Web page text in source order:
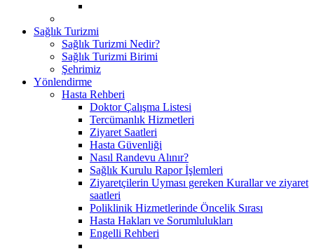
Sağlık Turizmi
Sağlık Turizmi Nedir?
Sağlık Turizmi Birimi
Şehrimiz
Yönlendirme
Hasta Rehberi
Doktor Çalışma Listesi
Tercümanlık Hizmetleri
Ziyaret Saatleri
Hasta Güvenliği
Nasıl Randevu Alınır?
Sağlık Kurulu Rapor İşlemleri
Ziyaretçilerin Uyması gereken Kurallar ve ziyaret
saatleri
Poliklinik Hizmetlerinde Öncelik Sırası
Hasta Hakları ve Sorumlulukları
Engelli Rehberi